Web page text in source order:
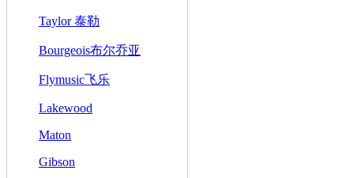
Taylor 泰勒
Bourgeois布尔乔亚
Flymusic飞乐
Lakewood
Maton
Gibson